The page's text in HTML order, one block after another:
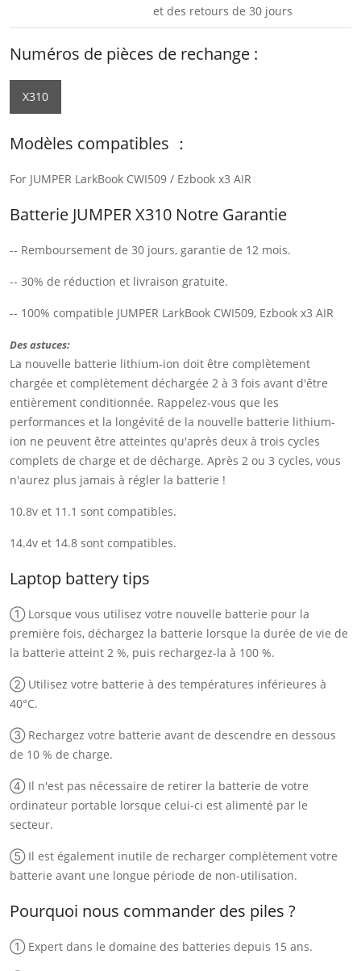
et des retours de 30 jours
Numéros de pièces de rechange :
X310
Modèles compatibles ：
For JUMPER LarkBook CWI509 / Ezbook x3 AIR
Batterie JUMPER X310 Notre Garantie
-- Remboursement de 30 jours, garantie de 12 mois.
-- 30% de réduction et livraison gratuite.
-- 100% compatible JUMPER LarkBook CWI509, Ezbook x3 AIR
Des astuces:
La nouvelle batterie lithium-ion doit être complètement
chargée et complètement déchargée 2 à 3 fois avant d'être
entièrement conditionnée. Rappelez-vous que les
performances et la longévité de la nouvelle batterie lithium-
ion ne peuvent être atteintes qu'après deux à trois cycles
complets de charge et de décharge. Après 2 ou 3 cycles, vous
n'aurez plus jamais à régler la batterie !
10.8v et 11.1 sont compatibles.
14.4v et 14.8 sont compatibles.
Laptop battery tips
① Lorsque vous utilisez votre nouvelle batterie pour la
première fois, déchargez la batterie lorsque la durée de vie de
la batterie atteint 2 %, puis rechargez-la à 100 %.
② Utilisez votre batterie à des températures inférieures à
40°C.
③ Rechargez votre batterie avant de descendre en dessous
de 10 % de charge.
④ Il n'est pas nécessaire de retirer la batterie de votre
ordinateur portable lorsque celui-ci est alimenté par le
secteur.
⑤ Il est également inutile de recharger complètement votre
batterie avant une longue période de non-utilisation.
Pourquoi nous commander des piles ?
① Expert dans le domaine des batteries depuis 15 ans.